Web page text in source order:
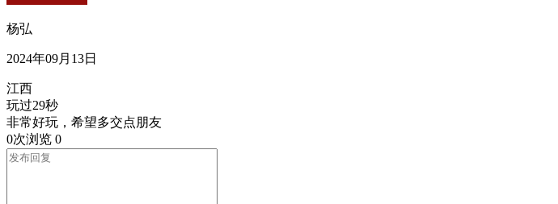
杨弘
2024年09月13日
江西
玩过29秒
非常好玩，希望多交点朋友
0次浏览 0